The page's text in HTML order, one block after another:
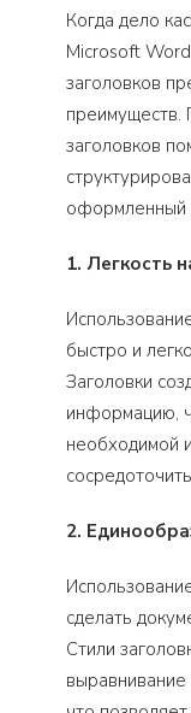
Когда дело
Microsoft
заголовков
преимуществ.
заголовков
оформленный
1. Легкость
быстро и
Заголовки
информацию,
необходимой
2.
сделать
Стили
выравнивание